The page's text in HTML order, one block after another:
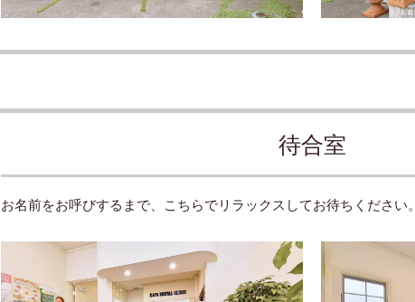
待合室
お名前をお呼びするまで、こちらでリラックスしてお待ちください。